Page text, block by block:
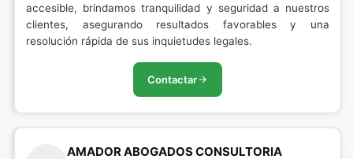
accesible, brindamos tranquilidad y seguridad a nuestros
clientes, asegurando resultados favorables y una
resolución rápida de sus inquietudes legales.
Contactar
AMADOR ABOGADOS CONSULTORIA